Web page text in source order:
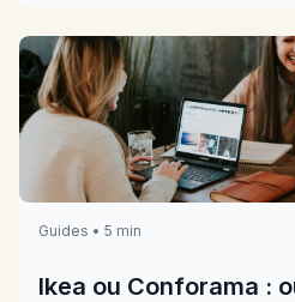
Guides • 5 min
Ikea ou Conforama :